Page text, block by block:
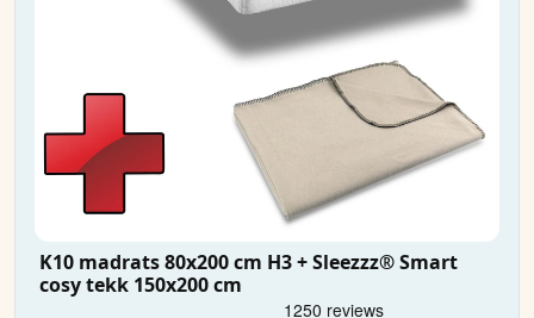
K10 madrats 80x200 cm H3 + Sleezzz® Smart
cosy tekk 150x200 cm